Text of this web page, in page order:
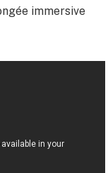
immersive